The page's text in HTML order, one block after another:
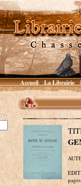
Accueil~La Librairie~